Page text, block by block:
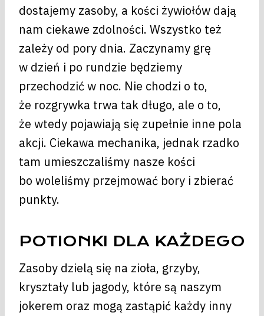
dostajemy zasoby, a kości żywiołów dają
nam ciekawe zdolności. Wszystko też
zależy od pory dnia. Zaczynamy grę
w dzień i po rundzie będziemy
przechodzić w noc. Nie chodzi o to,
że rozgrywka trwa tak długo, ale o to,
że wtedy pojawiają się zupełnie inne pola
akcji. Ciekawa mechanika, jednak rzadko
tam umieszczaliśmy nasze kości
bo woleliśmy przejmować bory i zbierać
punkty.
POTIONKI DLA KAŻDEGO
Zasoby dzielą się na zioła, grzyby,
kryształy lub jagody, które są naszym
jokerem oraz mogą zastąpić każdy inny